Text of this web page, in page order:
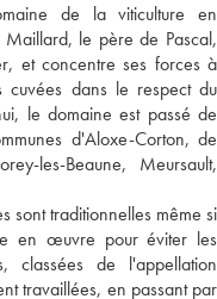
de la viticulture en
le père de Pascal,
et concentre ses forces à
dans le respect du
le domaine est passé de
d'Aloxe-Corton, de
les-Beaune, Meursault,
sont traditionnelles même si
en œuvre pour éviter les
classées de l'appellation
travaillées, en passant par